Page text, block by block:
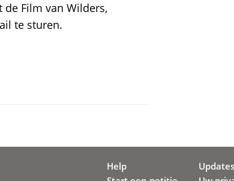
de Film van Wilders,
te sturen.
Help
Updates